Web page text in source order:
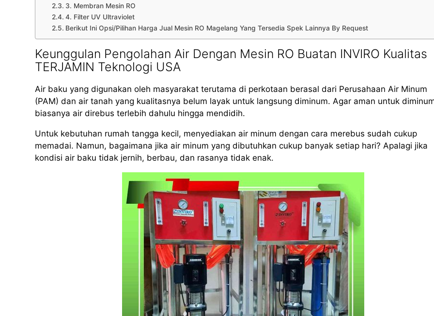
3. Membran Mesin RO
4. Filter UV Ultraviolet
Berikut Ini Opsi/Pilihan Harga Jual Mesin RO Magelang Yang Tersedia Spek Lainnya By Request
Keunggulan Pengolahan Air Dengan Mesin RO Buatan INVIRO Kualitas
TERJAMIN Teknologi USA
Air baku yang digunakan oleh masyarakat terutama di perkotaan berasal dari Perusahaan Air Minum
(PAM) dan air tanah yang kualitasnya belum layak untuk langsung diminum. Agar aman untuk
biasanya air direbus terlebih dahulu hingga mendidih.
Untuk kebutuhan rumah tangga kecil, menyediakan air minum dengan cara merebus sudah cukup
memadai. Namun, bagaimana jika air minum yang dibutuhkan cukup banyak setiap hari? Apalagi jika
kondisi air baku tidak jernih, berbau, dan rasanya tidak enak.